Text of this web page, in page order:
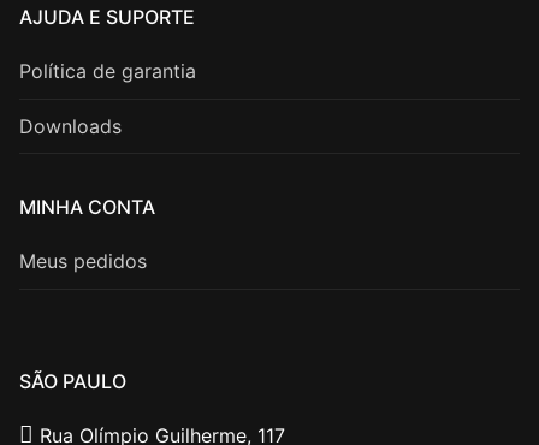
AJUDA E SUPORTE
Política de garantia
Downloads
MINHA CONTA
Meus pedidos
SÃO PAULO
Rua Olímpio Guilherme, 117